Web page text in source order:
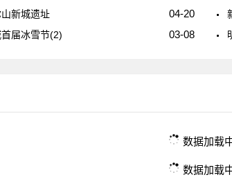
04-20
新城遗址
03-08
届冰雪节(2)
数据加载
数据加载